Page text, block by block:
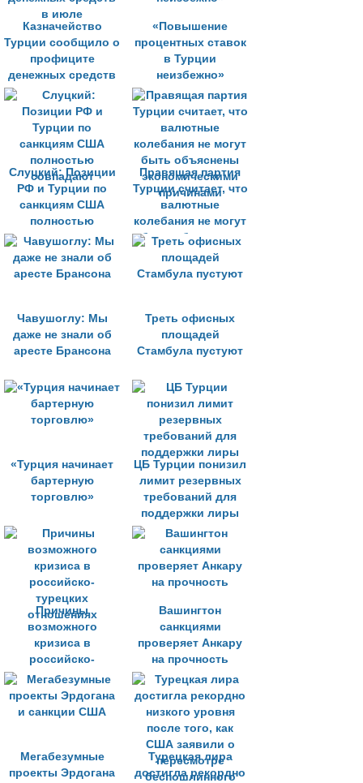
Казначейство
Турции сообщило о
профиците
денежных средств
в июле
«Повышение
процентных ставок
в Турции
неизбежно»
Слуцкий: Позиции
РФ и Турции по
санкциям США
полностью
совпадают
Правящая партия
Турции считает, что
валютные
колебания не могут
быть объяснены
экономическими
причинами
Чавушоглу: Мы
даже не знали об
аресте Брансона
Треть офисных
площадей
Стамбула пустуют
«Турция начинает
бартерную
торговлю»
ЦБ Турции понизил
лимит резервных
требований для
поддержки лиры
Причины
возможного
кризиса в
российско-
турецких
отношениях
Вашингтон
санкциями
проверяет Анкару
на прочность
Мегабезумные
проекты Эрдогана
Турецкая лира
достигла рекордно